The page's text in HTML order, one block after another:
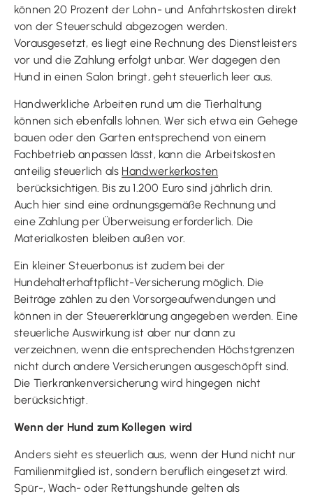
können 20 Prozent der Lohn- und Anfahrtskosten direkt
von der Steuerschuld abgezogen werden.
Vorausgesetzt, es liegt eine Rechnung des Dienstleisters
vor und die Zahlung erfolgt unbar. Wer dagegen den
Hund in einen Salon bringt, geht steuerlich leer aus.
Handwerkliche Arbeiten rund um die Tierhaltung
können sich ebenfalls lohnen. Wer sich etwa ein Gehege
bauen oder den Garten entsprechend von einem
Fachbetrieb anpassen lässt, kann die Arbeitskosten
anteilig steuerlich als Handwerkerkosten
berücksichtigen. Bis zu 1.200 Euro sind jährlich drin.
Auch hier sind eine ordnungsgemäße Rechnung und
eine Zahlung per Überweisung erforderlich. Die
Materialkosten bleiben außen vor.
Ein kleiner Steuerbonus ist zudem bei der
Hundehalterhaftpflicht-Versicherung möglich. Die
Beiträge zählen zu den Vorsorgeaufwendungen und
können in der Steuererklärung angegeben werden. Eine
steuerliche Auswirkung ist aber nur dann zu
verzeichnen, wenn die entsprechenden Höchstgrenzen
nicht durch andere Versicherungen ausgeschöpft sind.
Die Tierkrankenversicherung wird hingegen nicht
berücksichtigt.
Wenn der Hund zum Kollegen wird
Anders sieht es steuerlich aus, wenn der Hund nicht nur
Familienmitglied ist, sondern beruflich eingesetzt wird.
Spür-, Wach- oder Rettungshunde gelten als